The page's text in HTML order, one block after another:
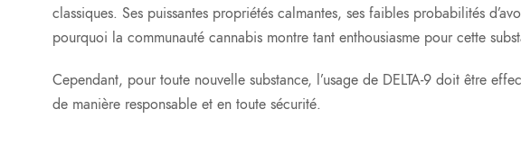
classiques. Ses puissantes propriétés calmantes, ses faibles probabilités
pourquoi la communauté cannabis montre tant enthousiasme pour cette
Cependant, pour toute nouvelle substance, l’usage de DELTA-9 doit être
de manière responsable et en toute sécurité.